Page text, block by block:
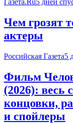
Газета.Ru5 дней
Чем грозят
актеры
Российская Газета5
Фильм
(2026): весь
концовки,
и спойлеры